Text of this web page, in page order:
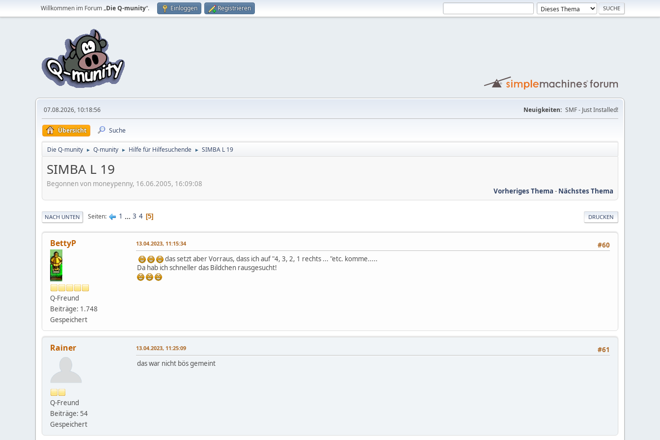
Willkommen im Forum „Die Q-munity“. Einloggen Registrieren
07.08.2026, 10:18:56 Neuigkeiten: SMF - Just Installed!
Übersicht Suche
Die Q-munity ► Q-munity ► Hilfe für Hilfesuchende ► SIMBA L 19
SIMBA L 19
Begonnen von moneypenny, 16.06.2005, 16:09:08
Vorheriges Thema - Nächstes Thema
DRUCKEN
NACH UNTEN Seiten 1 ... 3 4 5
BettyP
Q-Freund
Beiträge: 1.748
Gespeichert
#60
13.04.2023, 11:15:34
das setzt aber Vorraus, dass ich auf "4, 3, 2, 1 rechts ... "etc. komme.....
Da hab ich schneller das Bildchen rausgesucht!
Rainer
Q-Freund
Beiträge: 54
Gespeichert
#61
13.04.2023, 11:25:09
das war nicht bös gemeint